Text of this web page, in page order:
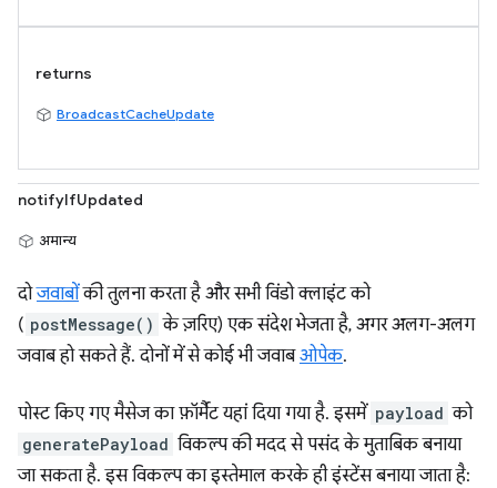
returns
BroadcastCacheUpdate
notifyIfUpdated
अमान्य
दोजवाबोंकी तुलना करता है और सभी विंडो क्लाइंट को
( postMessage() के ज़रिए) एक संदेश भेजता है, अगर अलग-अलग
जवाब हो सकते हैं. दोनों में से कोई भी जवाबओपेक.
पोस्ट किए गए मैसेज का फ़ॉर्मैट यहां दिया गया है. इसमें payload को
generatePayload विकल्प की मदद से पसंद के मुताबिक बनाया
जा सकता है. इस विकल्प का इस्तेमाल करके ही इंस्टेंस बनाया जाता है: